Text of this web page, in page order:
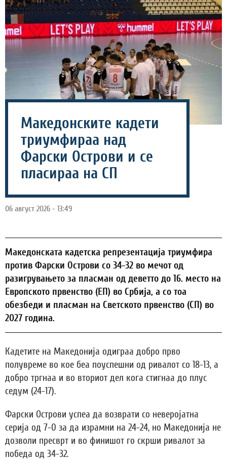
Македонските кадети
триумфираа над
Фарски Острови и се
пласираа на СП
06 август 2026 - 13:49
Македонската кадетска репрезентација триумфира
против Фарски Острови со 34-32 во мечот од
разигрувањето за пласман од деветто до 16. место на
Европското првенство (ЕП) во Србија, а со тоа
обезбеди и пласман на Светското првенство (СП) во
2027 година.
Кадетите на Македонија одиграа добро прво
полувреме во кое беа поуспешни од ривалот со 18-13, а
добро тргнаа и во вториот дел кога стигнаа до плус
седум (24-17).
Фарски Острови успеа да возврати со неверојатна
серија од 7-0 за да израмни на 24-24, но Македонија не
дозволи пресврт и во финишот го скрши ривалот за
победа од 34-32.